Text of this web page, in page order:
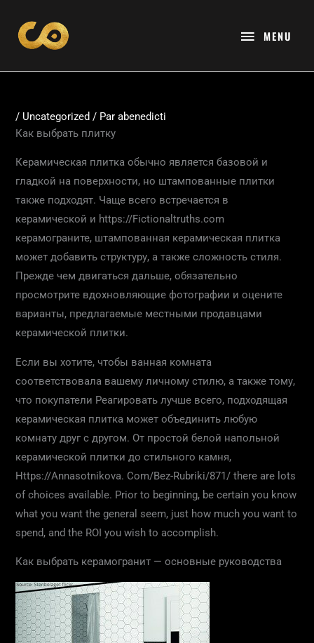
contenu
MENU
MENU
/ Uncategorized / Parabenedicti
Как выбрать плитку
Керамическая плитка обычно является базовой и
гладкой на поверхности, но штампованные плитки
также подходят. Чаще всего встречается в
керамической и https://Fictionaltruths.com
керамограните, штампованная керамическая плитка
может добавить структуру, а также сложность стиля.
Прежде чем двигаться дальше, обязательно
просмотрите вдохновляющие фотографии и оцените
варианты, предлагаемые местными продавцами
керамической плитки.
Если вы хотите, чтобы ванная комната
соответствовала вашему личному стилю, а также тому,
что покупатели Реагировать лучше всего, подходящая
керамическая плитка может объединить любую
комнату друг с другом. От простой белой напольной
керамической плитки до стильного камня,
Https://Annasotnikova. Com/Bez-Rubriki/871/ there are lots
of choices available. Prior to beginning, be certain you know
what you want the general seem, just how much you want to
spend, and the ROI you wish to accomplish.
Как выбрать керамогранит — основные руководства